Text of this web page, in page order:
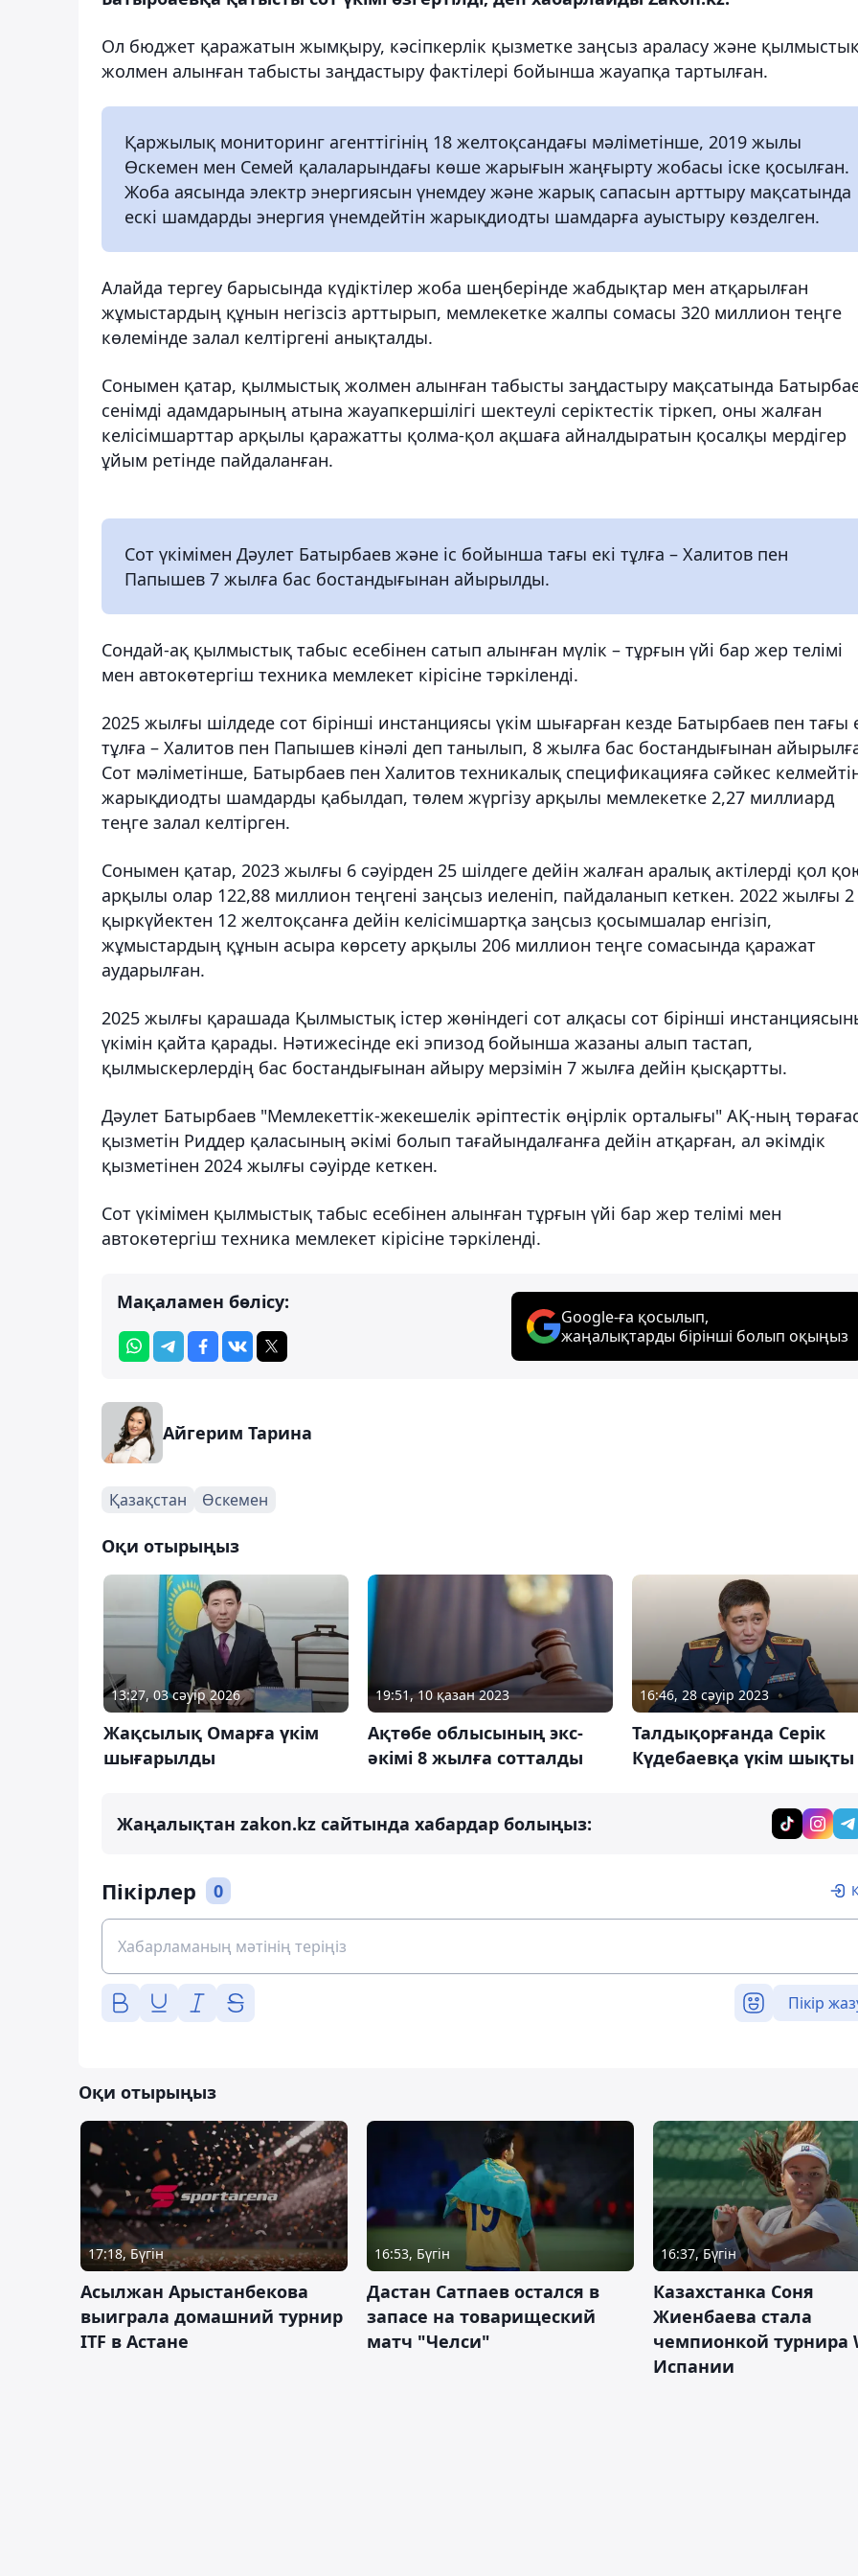
Ол бюджет қаражатын жымқыру, кәсіпкерлік қызметке заңсыз араласу және
жолмен алынған табысты заңдастыру фактілері бойынша жауапқа тартылған.
Қаржылық мониторинг агенттігінің 18 желтоқсандағы мәліметінше, 2019 жылы
Өскемен мен Семей қалаларындағы көше жарығын жаңғырту жобасы іске қосылған.
Жоба аясында электр энергиясын үнемдеу және жарық сапасын арттыру мақсатында
ескі шамдарды энергия үнемдейтін жарықдиодты шамдарға ауыстыру көзделген.
Алайда тергеу барысында күдіктілер жоба шеңберінде жабдықтар мен атқарылған
жұмыстардың құнын негізсіз арттырып, мемлекетке жалпы сомасы 320 миллион теңге
көлемінде залал келтіргені анықталды.
Сонымен қатар, қылмыстық жолмен алынған табысты заңдастыру мақсатында
сенімді адамдарының атына жауапкершілігі шектеулі серіктестік тіркеп, оны жалған
келісімшарттар арқылы қаражатты қолма-қол ақшаға айналдыратын қосалқы мердігер
ұйым ретінде пайдаланған.
Сот үкімімен Дәулет Батырбаев және іс бойынша тағы екі тұлға – Халитов пен
Папышев 7 жылға бас бостандығынан айырылды.
Сондай-ақ қылмыстық табыс есебінен сатып алынған мүлік – тұрғын үйі бар жер телімі
мен автокөтергіш техника мемлекет кірісіне тәркіленді.
2025 жылғы шілдеде сот бірінші инстанциясы үкім шығарған кезде Батырбаев пен тағы
тұлға – Халитов пен Папышев кінәлі деп танылып, 8 жылға бас бостандығынан
Сот мәліметінше, Батырбаев пен Халитов техникалық спецификацияға сәйкес
жарықдиодты шамдарды қабылдап, төлем жүргізу арқылы мемлекетке 2,27 миллиард
теңге залал келтірген.
Сонымен қатар, 2023 жылғы 6 сәуірден 25 шілдеге дейін жалған аралық актілерді қол
арқылы олар 122,88 миллион теңгені заңсыз иеленіп, пайдаланып кеткен. 2022 жылғы 2
қыркүйектен 12 желтоқсанға дейін келісімшартқа заңсыз қосымшалар енгізіп,
жұмыстардың құнын асыра көрсету арқылы 206 миллион теңге сомасында қаражат
аударылған.
2025 жылғы қарашада Қылмыстық істер жөніндегі сот алқасы сот бірінші
үкімін қайта қарады. Нәтижесінде екі эпизод бойынша жазаны алып тастап,
қылмыскерлердің бас бостандығынан айыру мерзімін 7 жылға дейін қысқартты.
Дәулет Батырбаев "Мемлекеттік-жекешелік әріптестік өңірлік орталығы" АҚ-ның
қызметін Риддер қаласының әкімі болып тағайындалғанға дейін атқарған, ал әкімдік
қызметінен 2024 жылғы сәуірде кеткен.
Сот үкімімен қылмыстық табыс есебінен алынған тұрғын үйі бар жер телімі мен
автокөтергіш техника мемлекет кірісіне тәркіленді.
Мақаламен бөлісу:
Google-ға қосылып,
жаңалықтарды бірінші болып оқыңыз
Айгерим Тарина
Қазақстан Өскемен
Оқи отырыңыз
13:27, 03 сәуір 2026
Жақсылық Омарға үкім
шығарылды
19:51, 10 қазан 2023
Ақтөбе облысының экс-
әкімі 8 жылға сотталды
16:46, 28 сәуір 2023
Талдықорғанда Серік
Күдебаевқа үкім шықты
Жаңалықтан zakon.kz сайтында хабардар болыңыз:
Пікірлер 0
Пікір
Оқи отырыңыз
17:18, Бүгін
Асылжан Арыстанбекова
выиграла домашний турнир
ITF в Астане
16:53, Бүгін
Дастан Сатпаев остался в
запасе на товарищеский
матч "Челси"
16:37, Бүгін
Казахстанка Соня
Жиенбаева стала
чемпионкой турнира
Испании